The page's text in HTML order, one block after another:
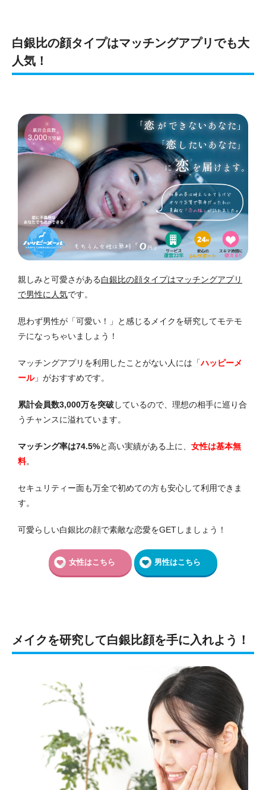
白銀比の顔タイプはマッチングアプリでも大
人気！
親しみと可愛さがある白銀比の顔タイプはマッチングアプリ
で男性に人気です。
思わず男性が「可愛い！」と感じるメイクを研究してモテモ
テになっちゃいましょう！
マッチングアプリを利用したことがない人には「ハッピーメ
ール」がおすすめです。
累計会員数3,000万を突破しているので、理想の相手に巡り合
うチャンスに溢れています。
マッチング率は74.5%と高い実績がある上に、 女性は基本無
料。
セキュリティー面も万全で初めての方も安心して利用できま
す。
可愛らしい白銀比の顔で素敵な恋愛をGETしましょう！
女性はこちら 男性はこちら
メイクを研究して白銀比顔を手に入れよう！